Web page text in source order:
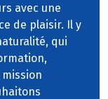
avec une
de plaisir. Il y
qui